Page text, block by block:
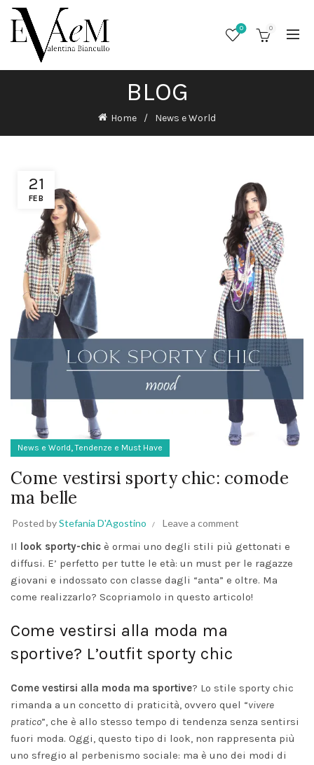
0 0
BLOG
Home News e World
21
FEB
News e World,Tendenze e Must Have
Come vestirsi sporty chic: comode
ma belle
Posted byStefania D'Agostino Leave a comment
Il look sporty-chic è ormai uno degli stili più gettonati e
diffusi. E’ perfetto per tutte le età: un must per le ragazze
giovani e indossato con classe dagli “anta” e oltre. Ma
come realizzarlo? Scopriamolo in questo articolo!
Come vestirsi alla moda ma
sportive? L’outfit sporty chic
Come vestirsi alla moda ma sportive? Lo stile sporty chic
rimanda a un concetto di praticità, ovvero quel “vivere
pratico”, che è allo stesso tempo di tendenza senza sentirsi
fuori moda. Oggi, questo tipo di look, non rappresenta più
uno sfregio al perbenismo sociale: ma è uno dei modi di